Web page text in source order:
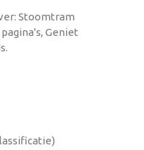
Stoomtram
Geniet